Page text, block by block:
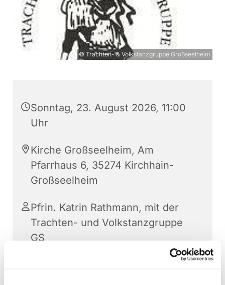
© Trachten- & Volkstanzgruppe Großseelheim
Sonntag, 23. August 2026, 11:00
Uhr
Kirche Großseelheim, Am
Pfarrhaus 6, 35274 Kirchhain-
Großseelheim
Pfrin. Katrin Rathmann, mit der
Trachten- und Volkstanzgruppe
GS